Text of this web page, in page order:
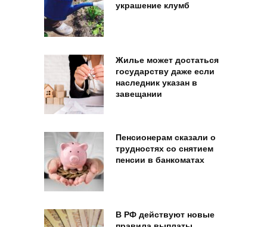
украшение клумб
Жилье может достаться
государству даже если
наследник указан в
завещании
Пенсионерам сказали о
трудностях со снятием
пенсии в банкоматах
В РФ действуют новые